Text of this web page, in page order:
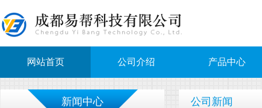
网站首页 公司介绍 产品中心
新闻中心 公司新闻